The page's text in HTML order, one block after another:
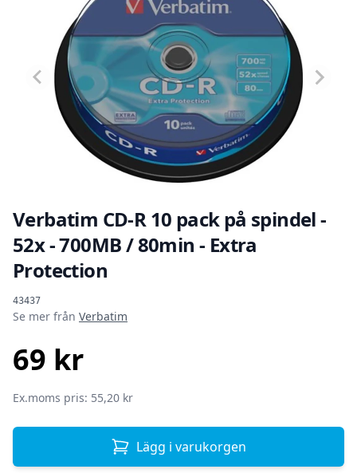
Verbatim CD-R 10 pack på spindel -
52x - 700MB / 80min - Extra
Protection
43437
Produktinformation
Se mer från Verbatim
69 kr
Ex.moms pris: 55,20 kr
Lägg i varukorgen